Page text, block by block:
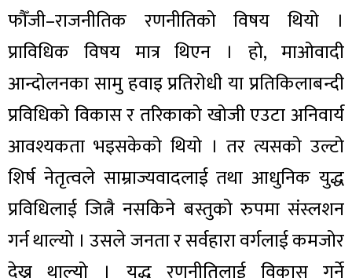
फौँजी–राजनीतिक रणनीतिको विषय थियो ।
प्राविधिक विषय मात्र थिएन । हो, माओवादी
आन्दोलनका सामु हवाइ प्रतिरोधी या प्रतिकिलाबन्दी
प्रविधिको विकास र तरिकाको खोजी एउटा अनिवार्य
आवश्यकता भइसकेको थियो । तर त्यसको उल्टो
शिर्ष नेतृत्वले साम्राज्यवादलाई तथा आधुनिक युद्ध
प्रविधिलाई जित्नै नसकिने बस्तुको रुपमा संस्लशन
गर्न थाल्यो । उसले जनता र सर्वहारा वर्गलाई कमजोर